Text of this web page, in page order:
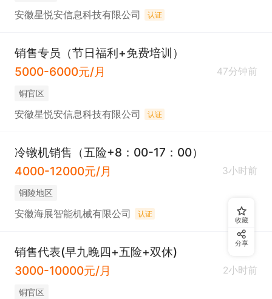
安徽星悦安信息科技有限公司 认证
销售专员（节日福利+免费培训）
5000-6000元/月
47分钟前
铜官区
安徽星悦安信息科技有限公司 认证
冷镦机销售（五险+8：00-17：00）
4000-12000元/月
3小时前
铜陵地区
安徽海展智能机械有限公司 认证
销售代表(早九晚四+五险+双休)
3000-10000元/月
2小时前
铜官区
收藏
分享